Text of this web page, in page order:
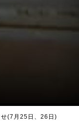
(7月25日、26日)